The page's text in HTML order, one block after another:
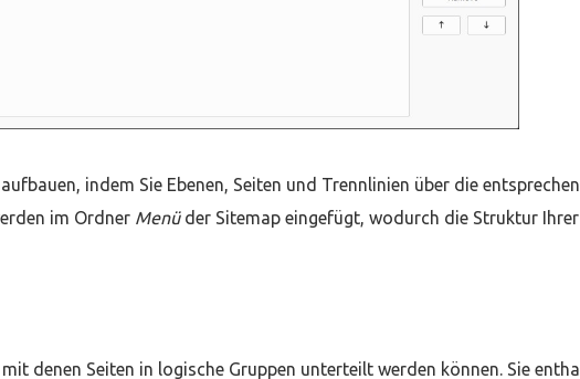
indem Sie Ebenen, Seiten und Trennlinien über die
im Ordner Menüder Sitemap eingefügt, wodurch die Struktur Ihrer
denen Seiten in logische Gruppen unterteilt werden können. Sie